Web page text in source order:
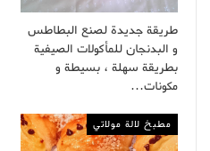
طريقة جديدة لصنع البطاطس
و البدنجان للمأكولات الصيفية
بطريقة سهلة ، بسيطة و
مكونات…
مطبخ لالة مولاتي